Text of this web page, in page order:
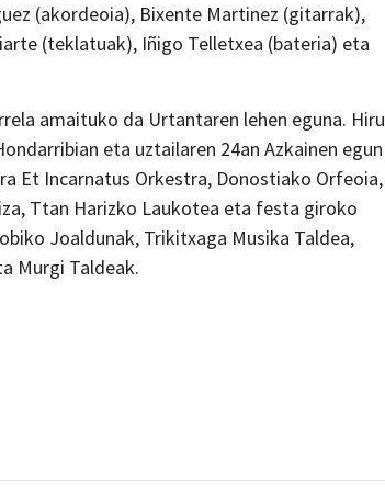
(akordeoia), Bixente Martinez (gitarrak),
(teklatuak), Iñigo Telletxea (bateria) eta
amaituko da Urtantaren lehen eguna. Hiru
eta uztailaren 24an Azkainen egun
Et Incarnatus Orkestra, Donostiako Orfeoia,
Ttan Harizko Laukotea eta festa giroko
Joaldunak, Trikitxaga Musika Taldea,
Murgi Taldeak.